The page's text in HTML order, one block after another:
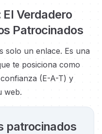
Verdadero
Patrocinados
solo un enlace. Es una
te posiciona como
(E-A-T) y
web.
patrocinados